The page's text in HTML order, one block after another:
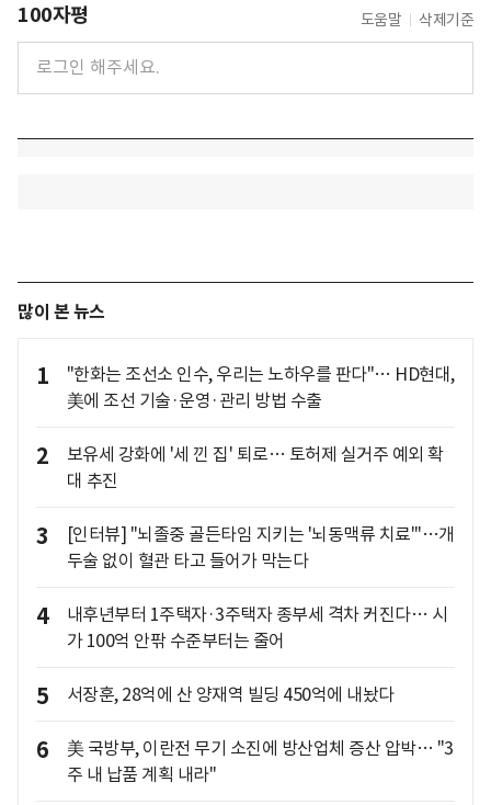
100자평 도움말 삭제기준
많이 본 뉴스
1
"한화는 조선소 인수, 우리는 노하우를 판다"… HD현대,
美에 조선 기술·운영·관리 방법 수출
2
보유세 강화에 '세 낀 집' 퇴로… 토허제 실거주 예외 확
대 추진
3
[인터뷰] "뇌졸중 골든타임 지키는 '뇌동맥류 치료'"…개
두술 없이 혈관 타고 들어가 막는다
4
내후년부터 1주택자·3주택자 종부세 격차 커진다… 시
가 100억 안팎 수준부터는 줄어
5 서장훈, 28억에 산 양재역 빌딩 450억에 내놨다
6
美 국방부, 이란전 무기 소진에 방산업체 증산 압박… "3
주 내 납품 계획 내라"